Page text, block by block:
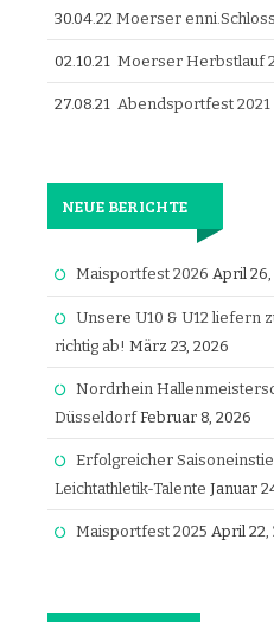
30.04.22 Moerser
02.10.21 Moerser Herbstlauf
27.08.21 Abendsportfest 2021
NEUE BERICHTE
Maisportfest 2026 April 26,
Unsere U10 & U12 liefern
richtig ab! März 23, 2026
Nordrhein
Düsseldorf Februar 8, 2026
Erfolgreicher
Leichtathletik-Talente Januar
Maisportfest 2025 April 22,